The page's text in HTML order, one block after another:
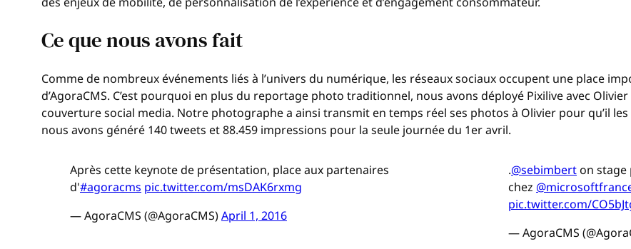
Ce que nous avons fait
Comme de nombreux événements liés à l’univers du numérique, les réseaux sociaux occupent une place
d’AgoraCMS. C’est pourquoi en plus du reportage photo traditionnel, nous avons déployé Pixilive avec Olivier
couverture social media. Notre photographe a ainsi transmit en temps réel ses photos à Olivier pour qu’il
nous avons généré 140 tweets et 88.459 impressions pour la seule journée du 1er avril.
Après cette keynote de présentation, place aux partenaires
d'#agoracms pic.twitter.com/msDAK6rxmg
— AgoraCMS (@AgoraCMS)April 1, 2016
.@sebimberton
chez
pic.twitter.com/
— AgoraCMS